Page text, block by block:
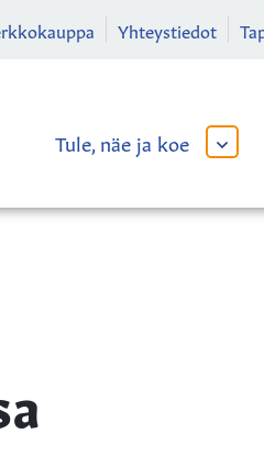
Yhteystiedot
Tule, näe ja koe
AVAA